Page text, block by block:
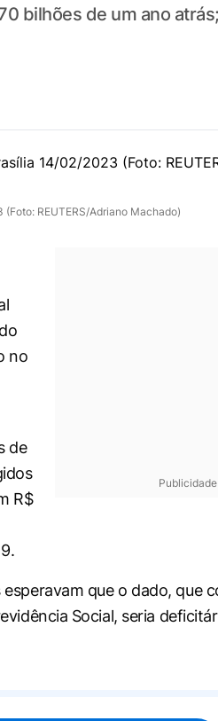
bilhões de um ano
REUTERS/Adriano Machado)
Publicidade
no
de
R$
que o dado, que
Social, seria